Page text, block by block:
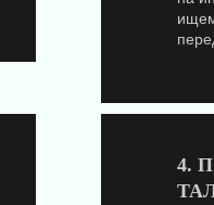
4.